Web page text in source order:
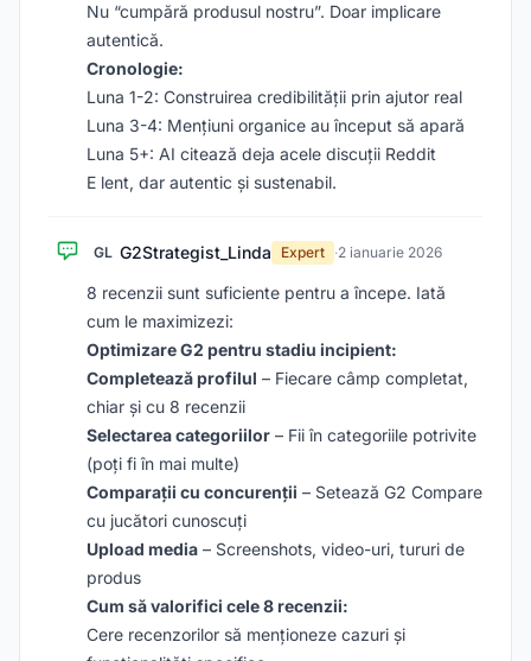
Nu “cumpără produsul nostru”. Doar implicare
autentică.
Cronologie:
Luna 1-2: Construirea credibilității prin ajutor real
Luna 3-4: Mențiuni organice au început să apară
Luna 5+: AI citează deja acele discuții Reddit
E lent, dar autentic și sustenabil.
GL G2Strategist_Linda Expert ·2 ianuarie 2026
8 recenzii sunt suficiente pentru a începe. Iată
cum le maximizezi:
Optimizare G2 pentru stadiu incipient:
Completează profilul – Fiecare câmp completat,
chiar și cu 8 recenzii
Selectarea categoriilor – Fii în categoriile potrivite
(poți fi în mai multe)
Comparații cu concurenții – Setează G2 Compare
cu jucători cunoscuți
Upload media – Screenshots, video-uri, tururi de
produs
Cum să valorifici cele 8 recenzii:
Cere recenzorilor să menționeze cazuri și